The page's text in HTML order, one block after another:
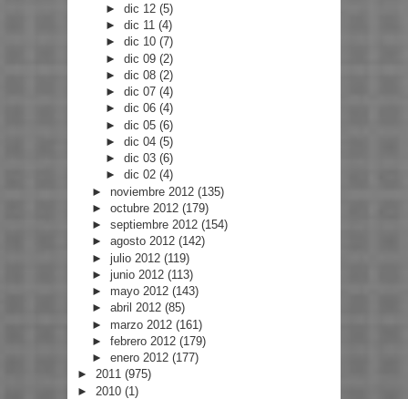
►dic 12(5)
►dic 11(4)
►dic 10(7)
►dic 09(2)
►dic 08(2)
►dic 07(4)
►dic 06(4)
►dic 05(6)
►dic 04(5)
►dic 03(6)
►dic 02(4)
► noviembre 2012 (135)
► octubre 2012 (179)
► septiembre 2012 (154)
► agosto 2012 (142)
► julio 2012 (119)
► junio 2012 (113)
► mayo 2012 (143)
► abril 2012 (85)
► marzo 2012 (161)
► febrero 2012 (179)
► enero 2012 (177)
► 2011 (975)
► 2010 (1)